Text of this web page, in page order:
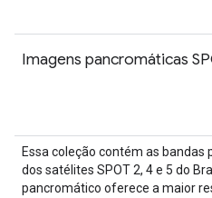
Imagens pancromáticas
Essa coleção contém as
dos satélites SPOT 2, 4 e 5 do
pancromático oferece a maior